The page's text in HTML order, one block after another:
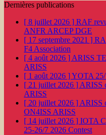
Dernières publications
[ 8 juillet 2026 ] RAF
ANFR ARCEP DGE
[ 17 septembre 2021 ]
F4 Association
[ 4 août 2026 ] ARISS
ARISS
[ 1 août 2026 ]YOTA 25/
[ 21 juillet 2026 ] ARISS
ARISS
[ 20 juillet 2026 ] ARISS
ON4ISS ARISS
[ 14 juillet 2026 ] IOTA
25-26/7 2026 Contest